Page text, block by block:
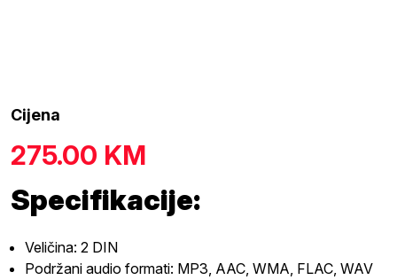
Cijena
275.00 KM
Specifikacije:
Veličina: 2 DIN
Podržani audio formati: MP3, AAC, WMA, FLAC, WAV